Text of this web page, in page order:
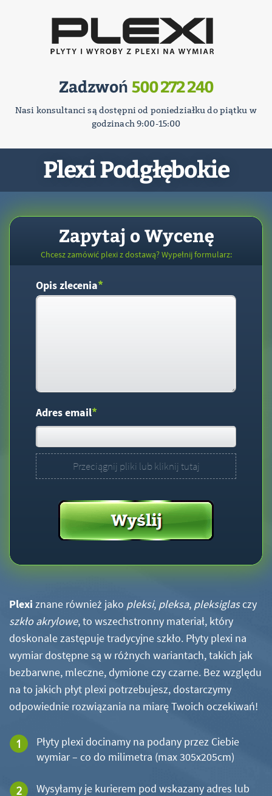
Zadzwoń 500 272 240
Nasi konsultanci są dostępni od poniedziałku do piątku w
godzinach 9:00-15:00
Plexi Podgłębokie
Zapytaj o Wycenę
Chcesz zamówić plexi z dostawą? Wypełnij formularz:
Opis zlecenia*
Adres email*
Przeciągnij pliki lub kliknij tutaj
Plexi znane również jako pleksi, pleksa, pleksiglasczy
szkło akrylowe, to wszechstronny materiał, który
doskonale zastępuje tradycyjne szkło. Płyty plexi na
wymiar dostępne są w różnych wariantach, takich jak
bezbarwne, mleczne, dymione czy czarne. Bez względu
na to jakich płyt plexi potrzebujesz, dostarczymy
odpowiednie rozwiązania na miarę Twoich oczekiwań!
Płyty plexi docinamy na podany przez Ciebie
wymiar – co do milimetra (max 305x205cm)
Wysyłamy je kurierem pod wskazany adres lub